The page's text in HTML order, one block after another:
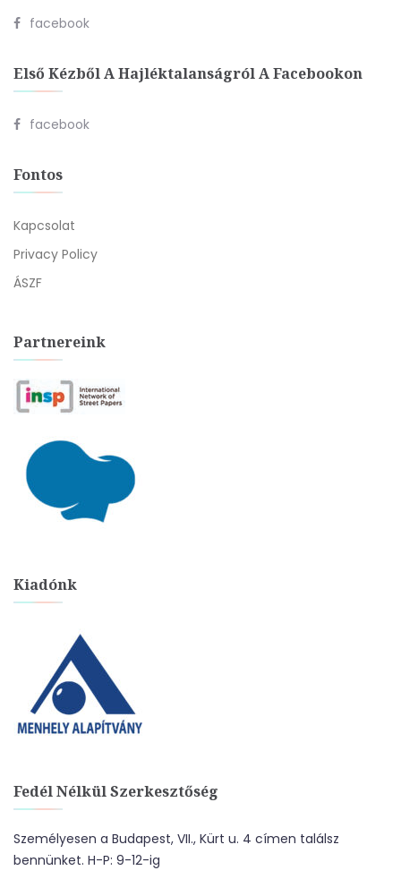
facebook
Első Kézből A Hajléktalanságról A Facebookon
facebook
Fontos
Kapcsolat
Privacy Policy
ÁSZF
Partnereink
Kiadónk
Fedél Nélkül Szerkesztőség
Személyesen a Budapest, VII., Kürt u. 4 címen találsz
bennünket. H-P: 9-12-ig